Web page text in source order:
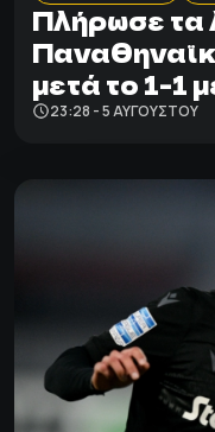
Πλήρωσε τα
μετά το 1-1
23:28 - 5 ΑΥΓΟΎΣΤΟΥ